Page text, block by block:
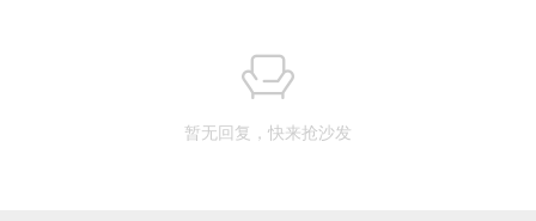
暂无回复，快来抢沙发